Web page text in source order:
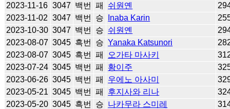
2023-11-16 3047 백번 패 쉬원옌
2023-11-02 3047 백번 승 Inaba Karin
2023-10-30 3047 백번 승 쉬원옌
2023-08-07 3045 흑번 승 Yanaka Katsunori
2023-08-07 3045 흑번 패 오가타 마사키
2023-07-24 3045 백번 패 황이주
2023-06-26 3045 백번 패 우에노 아사미
2023-05-21 3045 백번 패 후지사와 리나
2023-05-20 3045 흑번 승 나카무라 스미레